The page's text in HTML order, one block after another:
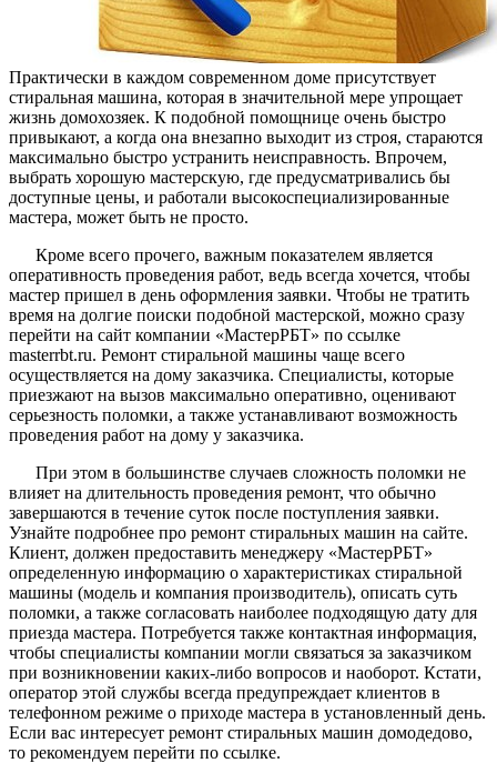
Практически в каждом современном доме присутствует
стиральная машина, которая в значительной мере упрощает
жизнь домохозяек. К подобной помощнице очень быстро
привыкают, а когда она внезапно выходит из строя, стараются
максимально быстро устранить неисправность. Впрочем,
выбрать хорошую мастерскую, где предусматривались бы
доступные цены, и работали высокоспециализированные
мастера, может быть не просто.
Кроме всего прочего, важным показателем является
оперативность проведения работ, ведь всегда хочется, чтобы
мастер пришел в день оформления заявки. Чтобы не тратить
время на долгие поиски подобной мастерской, можно сразу
перейти на сайт компании «МастерРБТ» по ссылке
masterrbt.ru. Ремонт стиральной машины чаще всего
осуществляется на дому заказчика. Специалисты, которые
приезжают на вызов максимально оперативно, оценивают
серьезность поломки, а также устанавливают возможность
проведения работ на дому у заказчика.
При этом в большинстве случаев сложность поломки не
влияет на длительность проведения ремонт, что обычно
завершаются в течение суток после поступления заявки.
Узнайте подробнее про ремонт стиральных машин на сайте.
Клиент, должен предоставить менеджеру «МастерРБТ»
определенную информацию о характеристиках стиральной
машины (модель и компания производитель), описать суть
поломки, а также согласовать наиболее подходящую дату для
приезда мастера. Потребуется также контактная информация,
чтобы специалисты компании могли связаться за заказчиком
при возникновении каких-либо вопросов и наоборот. Кстати,
оператор этой службы всегда предупреждает клиентов в
телефонном режиме о приходе мастера в установленный день.
Если вас интересует ремонт стиральных машин домодедово,
то рекомендуем перейти по ссылке.